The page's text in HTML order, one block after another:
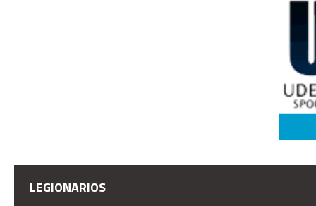
LEGIONARIOS